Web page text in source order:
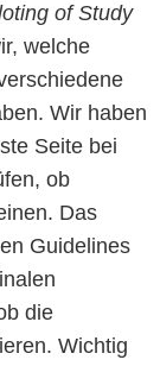
of Study
welche
Wir haben
Seite bei
ob
Das
Guidelines
die
Wichtig